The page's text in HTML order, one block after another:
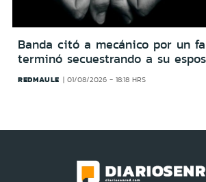
Banda citó a mecánico por un
terminó secuestrando a su
REDMAULE 01/08/2026 - 18:18 HRS